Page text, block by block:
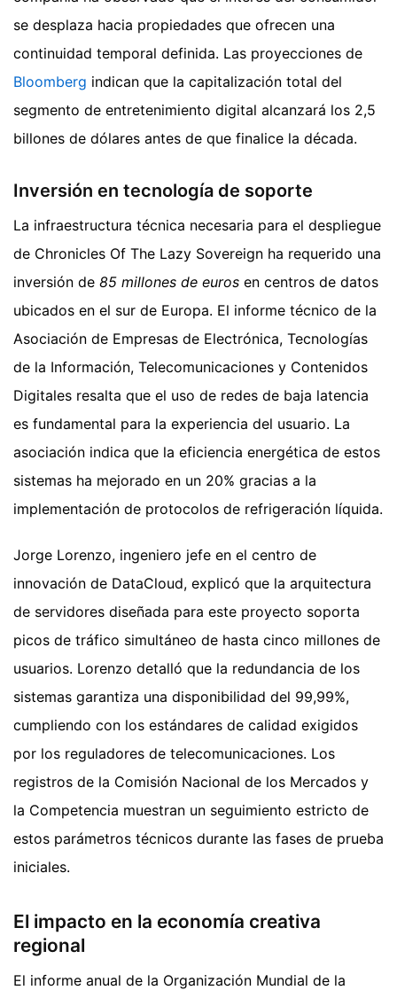
se desplaza hacia propiedades que ofrecen una
continuidad temporal definida. Las proyecciones de
Bloomberg indican que la capitalización total del
segmento de entretenimiento digital alcanzará los 2,5
billones de dólares antes de que finalice la década.
Inversión en tecnología de soporte
La infraestructura técnica necesaria para el despliegue
de Chronicles Of The Lazy Sovereign ha requerido una
inversión de 85 millones de euros en centros de datos
ubicados en el sur de Europa. El informe técnico de la
Asociación de Empresas de Electrónica, Tecnologías
de la Información, Telecomunicaciones y Contenidos
Digitales resalta que el uso de redes de baja latencia
es fundamental para la experiencia del usuario. La
asociación indica que la eficiencia energética de estos
sistemas ha mejorado en un 20% gracias a la
implementación de protocolos de refrigeración líquida.
Jorge Lorenzo, ingeniero jefe en el centro de
innovación de DataCloud, explicó que la arquitectura
de servidores diseñada para este proyecto soporta
picos de tráfico simultáneo de hasta cinco millones de
usuarios. Lorenzo detalló que la redundancia de los
sistemas garantiza una disponibilidad del 99,99%,
cumpliendo con los estándares de calidad exigidos
por los reguladores de telecomunicaciones. Los
registros de la Comisión Nacional de los Mercados y
la Competencia muestran un seguimiento estricto de
estos parámetros técnicos durante las fases de prueba
iniciales.
El impacto en la economía creativa
regional
El informe anual de la Organización Mundial de la